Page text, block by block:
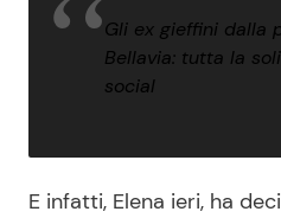
Gli ex gieffini dalla
Bellavia: tutta la
social
E infatti, Elena ieri, ha